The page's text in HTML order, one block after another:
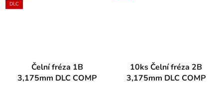
DLC
Čelní fréza 1B
3,175mm DLC COMP
10ks Čelní fréza 2B
3,175mm DLC COMP